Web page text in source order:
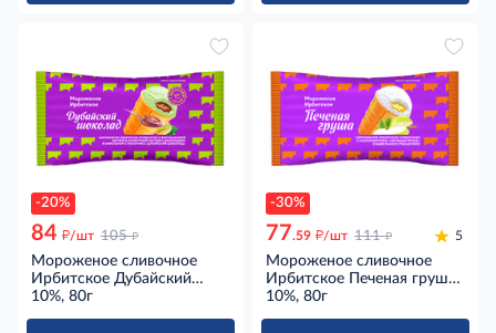
-20%
84 д/шт 105 д
Мороженое сливочное
Ирбитское Дубайский
шоколад в вафельном
10%, 80г
-30%
77.59 д/шт 111 д 5
Мороженое сливочное
Ирбитское Печеная груша
в вафельном стаканчике
10%, 80г